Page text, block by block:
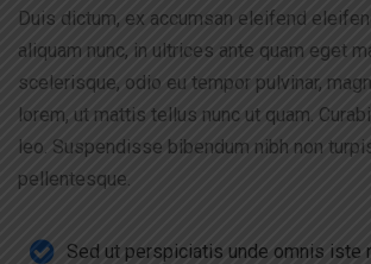
Duis dictum, ex accumsan eleifend
aliquam nunc, in ultrices ante quam eget
scelerisque, odio eu tempor pulvinar,
lorem, ut mattis tellus nunc ut quam.
leo. Suspendisse bibendum nibh non
pellentesque.
Sed ut perspiciatis unde omnis iste